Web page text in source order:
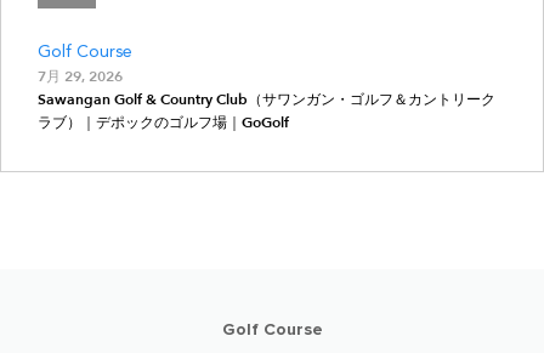
Golf Course
7月 29, 2026
Sawangan Golf & Country Club（サワンガン・ゴルフ＆カントリーク
ラブ）｜デポックのゴルフ場｜GoGolf
Golf Course